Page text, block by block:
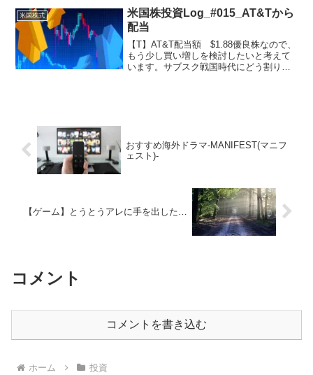
ンブル $0.72今月はトータル...
米国株式
米国株投資Log_#015_AT&Tから
配当
【T】AT&T配当額 $1.88優良株なので、
もう少し買い増しを検討したいと考えて
います。サブスク戦国時代にどう割り込
おすすめ海外ドラマ-MANIFEST(マニフ
ェスト)-
【ゲーム】とうとうアレに手を出した…
コメント
コメントを書き込む
ホーム 投資